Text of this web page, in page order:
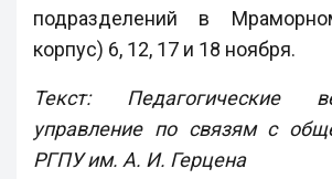
подразделений в
корпус) 6, 12, 17 и 18 ноября.
Текст: Педагогические
управление по связям с
РГПУ им. А. И. Герцена